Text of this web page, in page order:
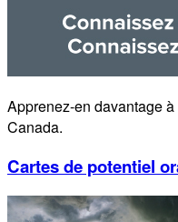
Apprenez-en davantage
Canada.
Cartes de potentiel